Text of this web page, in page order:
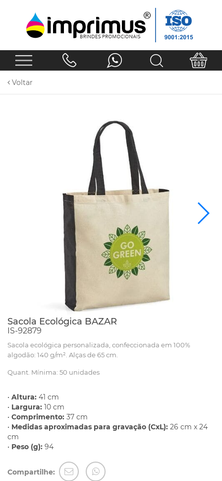
Voltar
Sacola Ecológica BAZAR
IS-92879
Sacola ecológica personalizada, confeccionada em 100%
algodão: 140 g/m². Alças de 65 cm.
Quant. Mínima: 50 unidades
• Altura: 41 cm
• Largura: 10 cm
• Comprimento: 37 cm
• Medidas aproximadas para gravação (CxL): 26 cm x 24
cm
• Peso (g): 94
Compartilhe: